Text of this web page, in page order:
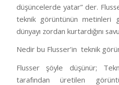
düşüncelerde yatar” der.
teknik görüntünün metinleri
dünyayı zordan kurtardığını
Nedir bu Flusser’in teknik
Flusser şöyle düşünür;
tarafından üretilen